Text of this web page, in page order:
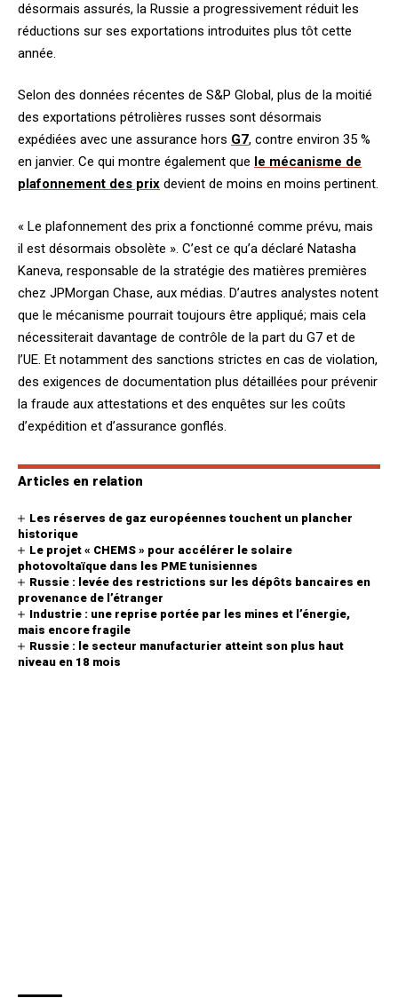
désormais assurés, la Russie a progressivement réduit les
réductions sur ses exportations introduites plus tôt cette
année.
Selon des données récentes de S&P Global, plus de la moitié
des exportations pétrolières russes sont désormais
expédiées avec une assurance hors G7, contre environ 35 %
en janvier. Ce qui montre également que le mécanisme de
plafonnement des prix devient de moins en moins pertinent.
« Le plafonnement des prix a fonctionné comme prévu, mais
il est désormais obsolète ». C’est ce qu’a déclaré Natasha
Kaneva, responsable de la stratégie des matières premières
chez JPMorgan Chase, aux médias. D’autres analystes notent
que le mécanisme pourrait toujours être appliqué; mais cela
nécessiterait davantage de contrôle de la part du G7 et de
l’UE. Et notamment des sanctions strictes en cas de violation,
des exigences de documentation plus détaillées pour prévenir
la fraude aux attestations et des enquêtes sur les coûts
d’expédition et d’assurance gonflés.
Articles en relation
Les réserves de gaz européennes touchent un plancher
historique
Le projet « CHEMS » pour accélérer le solaire
photovoltaïque dans les PME tunisiennes
Russie : levée des restrictions sur les dépôts bancaires en
provenance de l’étranger
Industrie : une reprise portée par les mines et l’énergie,
mais encore fragile
Russie : le secteur manufacturier atteint son plus haut
niveau en 18 mois